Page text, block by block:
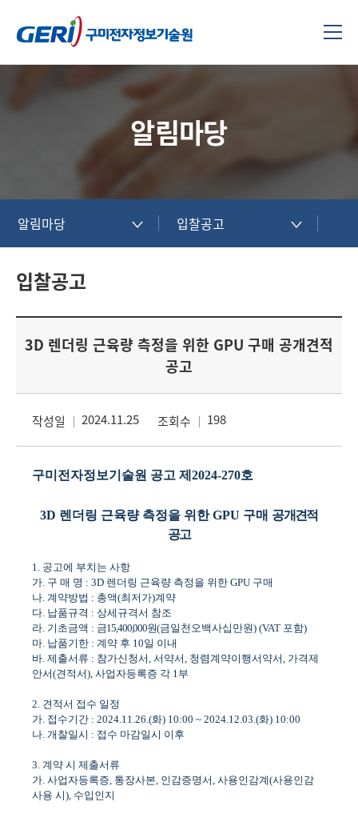
알림마당
알림마당 입찰공고
입찰공고
3D 렌더링 근육량 측정을 위한 GPU 구매 공개견적
공고
작성일 2024.11.25 조회수 198
구미전자정보기술원 공고 제 2024-270호
3D 렌더링 근육량 측정을 위한GPU 구매 공개견적
공고
1. 공고에 부치는 사항
가 구 매 명 : 3D 렌더링 근육량 측정을 위한 GPU 구매
나 계약방법 : 총액(최저가)계약
다 납품규격 : 상세규격서 참조
라 기초금액 : 금15,400,000원(금일천오백사십만원) (VAT 포함)
마 납품기한 : 계약 후 10일 이내
바 제출서류 : 참가신청서 서약서 청렴계약이행서약서 가격제
안서(견적서), 사업자등록증 각 1 부
2. 견적서 접수 일정
가 접수기간 : 2024.11.26.(화) 10:00 ~ 2024.12.03.(화) 10:00
나 개찰일시 : 접수 마감일시 이후
3. 계약 시 제출서류
가 사업자등록증 통장사본 인감증명서 사용인감계(사용인감
사용 시), 수입인지